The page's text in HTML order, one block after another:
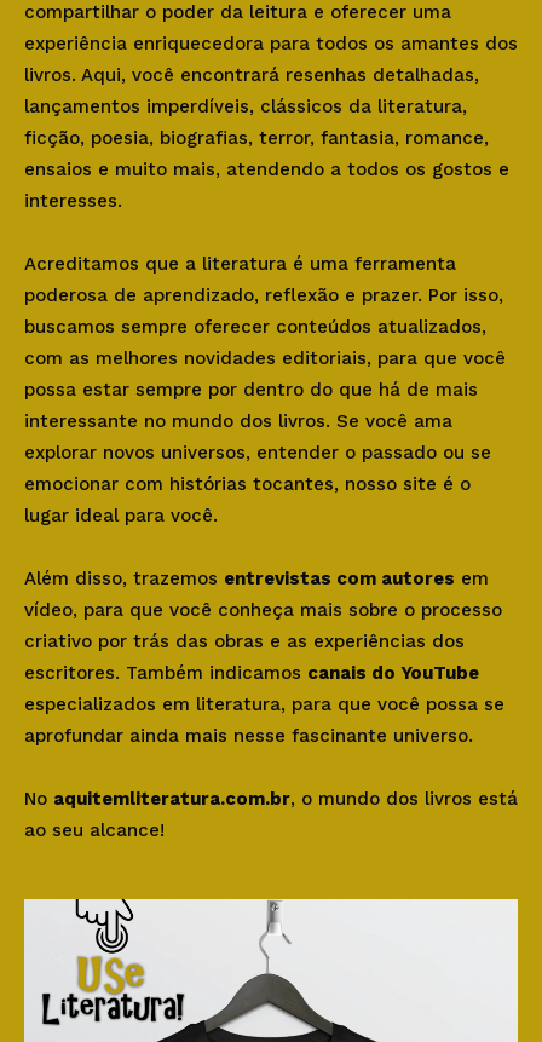
compartilhar o poder da leitura e oferecer uma
experiência enriquecedora para todos os amantes dos
livros. Aqui, você encontrará resenhas detalhadas,
lançamentos imperdíveis, clássicos da literatura,
ficção, poesia, biografias, terror, fantasia, romance,
ensaios e muito mais, atendendo a todos os gostos e
interesses.
Acreditamos que a literatura é uma ferramenta
poderosa de aprendizado, reflexão e prazer. Por isso,
buscamos sempre oferecer conteúdos atualizados,
com as melhores novidades editoriais, para que você
possa estar sempre por dentro do que há de mais
interessante no mundo dos livros. Se você ama
explorar novos universos, entender o passado ou se
emocionar com histórias tocantes, nosso site é o
lugar ideal para você.
Além disso, trazemos entrevistas com autores em
vídeo, para que você conheça mais sobre o processo
criativo por trás das obras e as experiências dos
escritores. Também indicamos canais do YouTube
especializados em literatura, para que você possa se
aprofundar ainda mais nesse fascinante universo.
No aquitemliteratura.com.br, o mundo dos livros está
ao seu alcance!